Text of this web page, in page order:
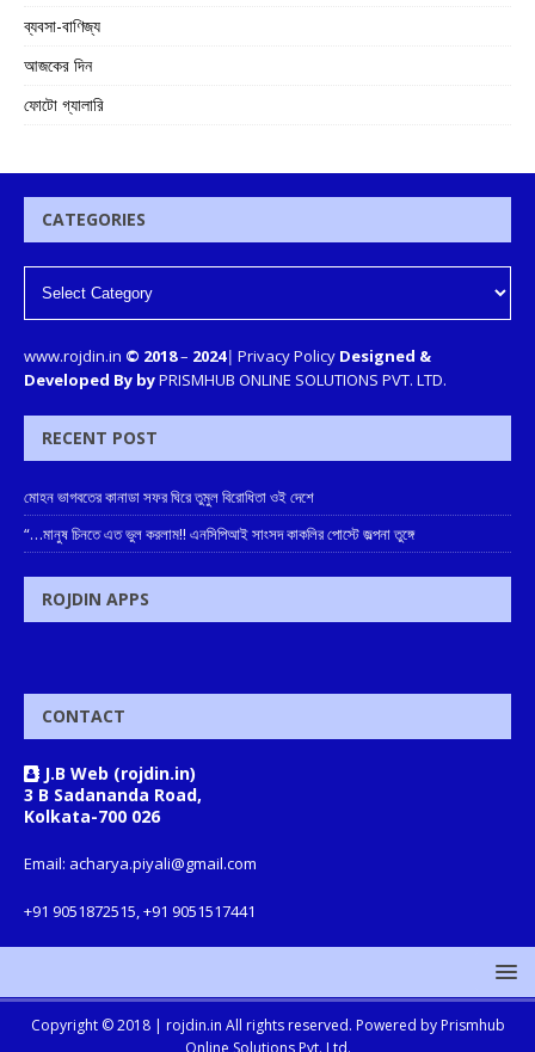
ব্যবসা-বাণিজ্য
আজকের দিন
ফোটো গ্যালারি
CATEGORIES
www.rojdin.in © 2018– 2024| Privacy Policy Designed &
Developed By byPRISMHUB ONLINE SOLUTIONS PVT. LTD.
RECENT POST
মোহন ভাগবতের কানাডা সফর ঘিরে তুমুল বিরোধিতা ওই দেশে
“…মানুষ চিনতে এত ভুল করলাম!! এনসিপিআই সাংসদ কাকলির পোস্টে জল্পনা তুঙ্গে
ROJDIN APPS
CONTACT
J.B Web (rojdin.in)
3 B Sadananda Road,
Kolkata-700 026
Email: acharya.piyali@gmail.com
+91 9051872515, +91 9051517441
Copyright © 2018 | rojdin.in All rights reserved. Powered by Prismhub
Online Solutions Pvt. Ltd.